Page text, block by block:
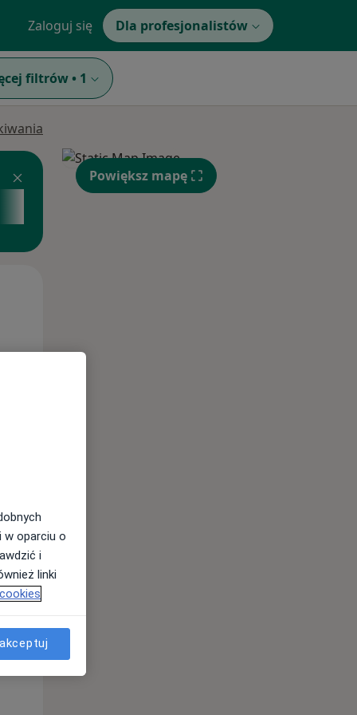
Zaloguj się Dla profesjonalistów
filtrów • 1
Wt,
Powiększ mapę
w oparciu o
i
linki